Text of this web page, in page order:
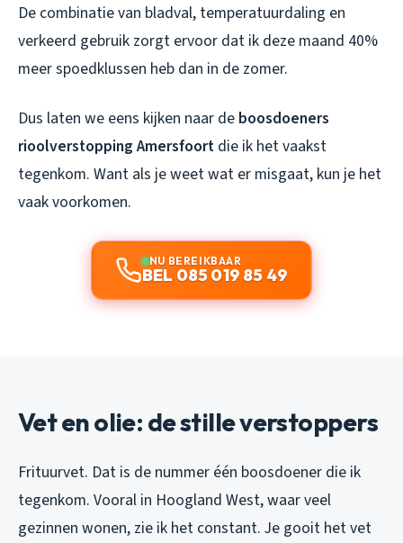
De combinatie van bladval, temperatuurdaling en
verkeerd gebruik zorgt ervoor dat ik deze maand 40%
meer spoedklussen heb dan in de zomer.
Dus laten we eens kijken naar de boosdoeners
rioolverstopping Amersfoort die ik het vaakst
tegenkom. Want als je weet wat er misgaat, kun je het
vaak voorkomen.
NU BEREIKBAAR
BEL 085 019 85 49
Vet en olie: de stille verstoppers
Frituurvet. Dat is de nummer één boosdoener die ik
tegenkom. Vooral in Hoogland West, waar veel
gezinnen wonen, zie ik het constant. Je gooit het vet